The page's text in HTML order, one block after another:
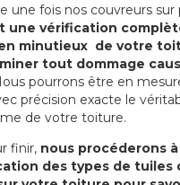
une fois nos couvreurs sur
une vérification
minutieux de votre
tout dommage
pourrons être en
précision exacte le
de votre toiture.
finir, nous procéderons
des types de tuiles